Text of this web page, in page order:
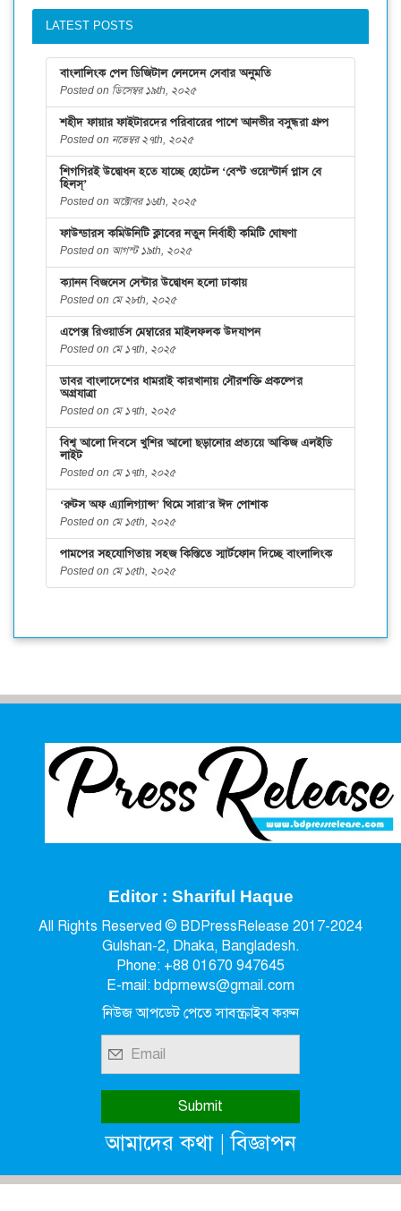
LATEST POSTS
বাংলালিংক পেল ডিজিটাল লেনদেন সেবার অনুমতি
Posted on ডিসেম্বর ১৯th, ২০২৫
শহীদ ফায়ার ফাইটারদের পরিবারের পাশে আনভীর বসুন্ধরা গ্রুপ
Posted on নভেম্বর ২৭th, ২০২৫
শিগগিরই উদ্বোধন হতে যাচ্ছে হোটেল ‘বেস্ট ওয়েস্টার্ন প্লাস বে
হিলস্’
Posted on অক্টোবর ১৬th, ২০২৫
ফাউন্ডারস কমিউনিটি ক্লাবের নতুন নির্বাহী কমিটি ঘোষণা
Posted on আগস্ট ১৯th, ২০২৫
ক্যানন বিজনেস সেন্টার উদ্বোধন হলো ঢাকায়
Posted on মে ২৮th, ২০২৫
এপেক্স রিওয়ার্ডস মেম্বারের মাইলফলক উদযাপন
Posted on মে ১৭th, ২০২৫
ডাবর বাংলাদেশের ধামরাই কারখানায় সৌরশক্তি প্রকল্পের
অগ্রযাত্রা
Posted on মে ১৭th, ২০২৫
বিশ্ব আলো দিবসে খুশির আলো ছড়ানোর প্রত্যয়ে আকিজ এলইডি
লাইট
Posted on মে ১৭th, ২০২৫
‘রুটস অফ এ্যালিগ্যান্স’ থিমে সারা’র ঈদ পোশাক
Posted on মে ১৫th, ২০২৫
পামপের সহযোগিতায় সহজ কিস্তিতে স্মার্টফোন দিচ্ছে বাংলালিংক
Posted on মে ১৫th, ২০২৫
Editor : Shariful Haque
All Rights Reserved © BDPressRelease 2017-2024
Gulshan-2, Dhaka, Bangladesh.
Phone: +88 01670 947645
E-mail: bdprnews@gmail.com
নিউজ আপডেট পেতে সাবস্ক্রাইব করুন
আমাদের কথা|বিজ্ঞাপন